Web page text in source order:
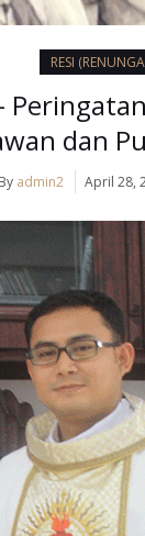
RESI
dan
By admin2 April 28,